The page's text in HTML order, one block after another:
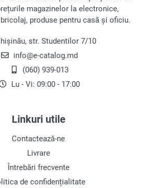
magazinelor la electronice,
produse pentru casă și oficiu.
str. Studentilor 7/10
info@e-catalog.md
(060) 939-013
Lu - Vi: 09:00 - 17:00
Linkuri utile
Contactează-ne
Livrare
Întrebări frecvente
de confidențialitate